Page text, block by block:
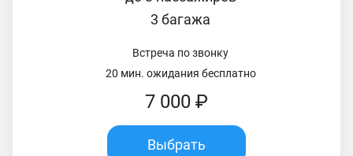
3 багажа
Встреча по звонку
20 мин. ожидания бесплатно
7 000 ₽
Выбрать